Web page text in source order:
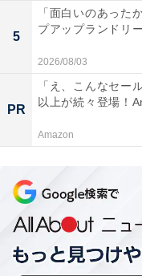
5
「面白いのあった
プアップランドリ
2026/08/03
PR
「え、こんなセー
以上が続々登場！
Amazon